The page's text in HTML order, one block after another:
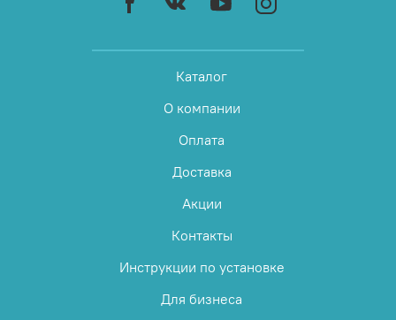
Каталог
О компании
Оплата
Доставка
Акции
Контакты
Инструкции по установке
Для бизнеса